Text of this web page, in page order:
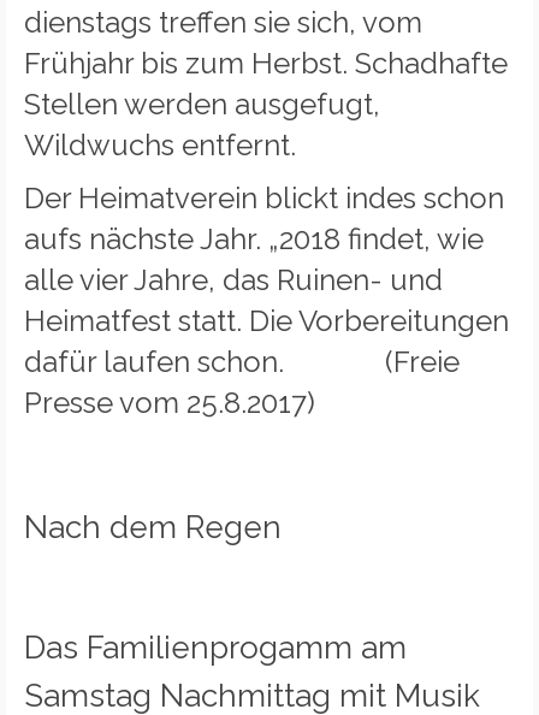
dienstags treffen sie sich, vom
Frühjahr bis zum Herbst. Schadhafte
Stellen werden ausgefugt,
Wildwuchs entfernt.
Der Heimatverein blickt indes schon
aufs nächste Jahr. „2018 findet, wie
alle vier Jahre, das Ruinen- und
Heimatfest statt. Die Vorbereitungen
dafür laufen schon. (Freie
Presse vom 25.8.2017)
Nach dem Regen
Das Familienprogamm am
Samstag Nachmittag mit Musik